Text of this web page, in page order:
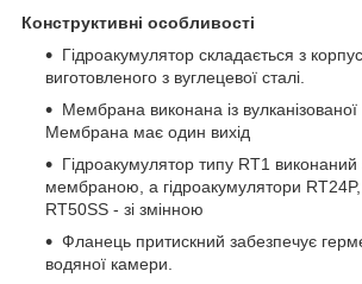
Конструктивні особливості
Гідроакумулятор складається з
виготовленого з вуглецевої сталі.
Мембрана виконана із вулканізованої
Мембрана має один вихід
Гідроакумулятор типу RT1
мембраною, а гідроакумулятори
RT50SS - зі змінною
Фланець притискний забезпечує
водяної камери.